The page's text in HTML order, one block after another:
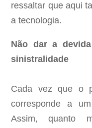
ressaltar que aqui
a tecnologia.
Não dar a
sinistralidade
Cada vez que o
corresponde a
Assim, quanto